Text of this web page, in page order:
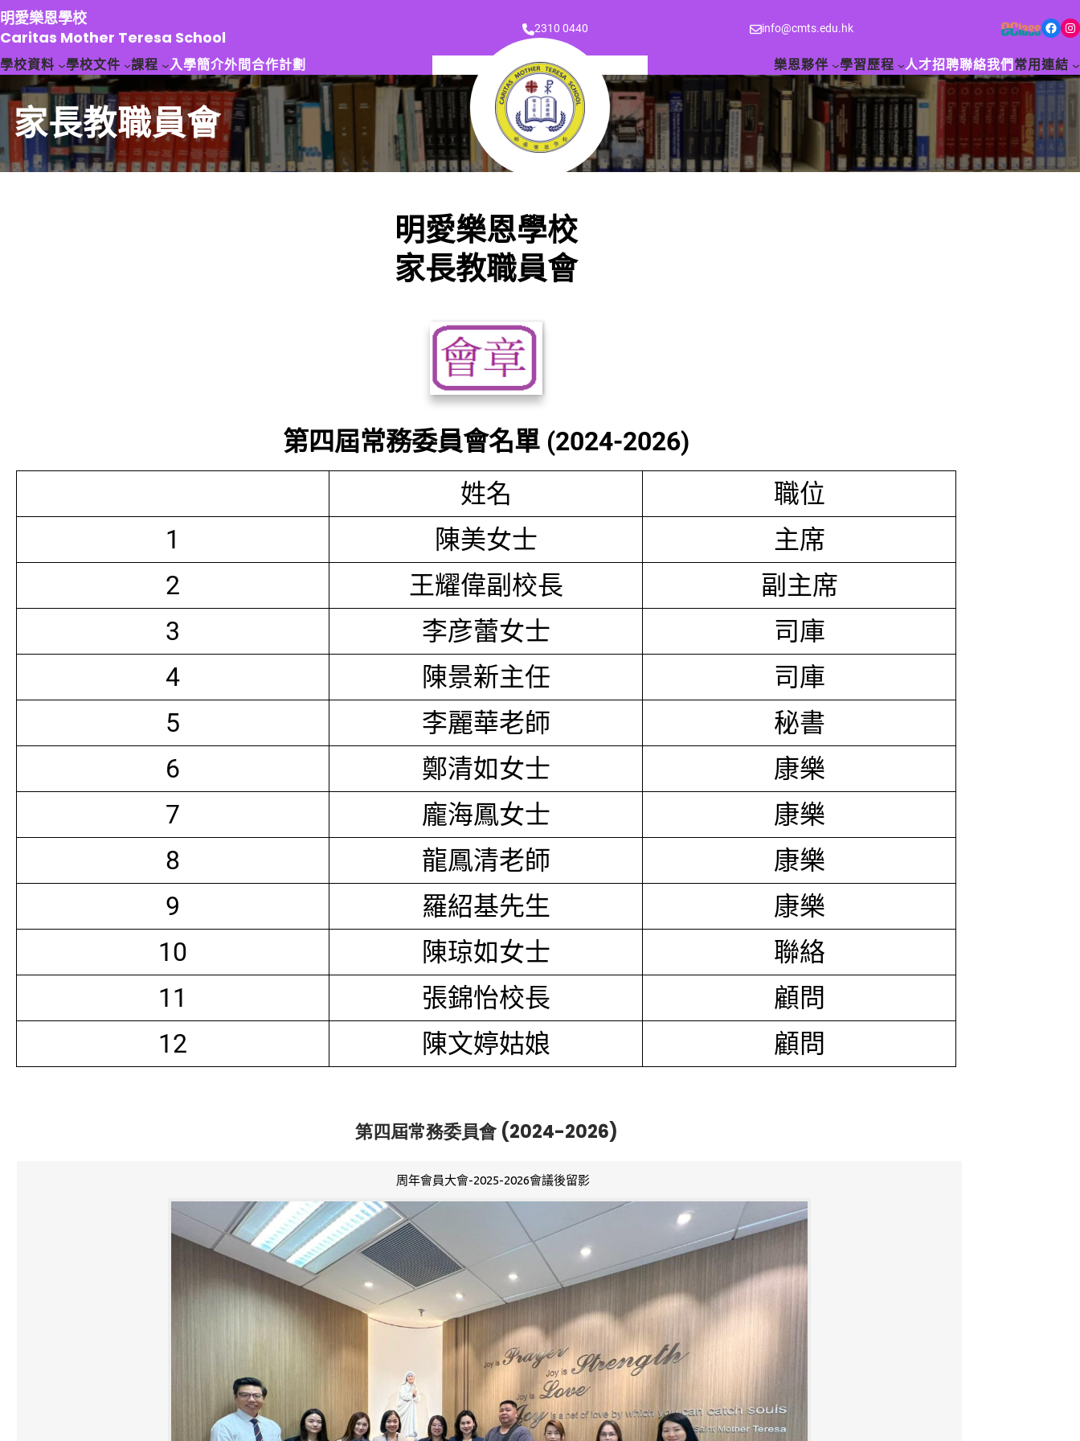
跳
至
主
要
容
明愛樂恩學校
Caritas Mother Teresa School
2310 0440 info@cmts.edu.hk Facebook Instagram
學校資料 學校文件 課程 入學簡介外間合作計劃 樂恩夥伴 學習歷程 人才招聘聯絡我們 常用連結
家長教職員會
明愛樂恩學校
家長教職員會
第四屆常務委員會名單 (2024-2026)
姓名
職位
1
陳美女士
主席
2
王耀偉副校長
副主席
3
李彦蕾女士
司庫
4
陳景新主任
司庫
5
李麗華老師
秘書
6
鄭清如女士
康樂
7
龐海鳳女士
康樂
8
龍鳳清老師
康樂
9
羅紹基先生
康樂
10
陳琼如女士
聯絡
11
張錦怡校長
顧問
12
陳文婷姑娘 顧問
第四屆常務委員會 (2024-2026)
周年會員大會-2025-2026會議後留影